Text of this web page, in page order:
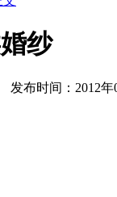
纱
发布时间：2012年